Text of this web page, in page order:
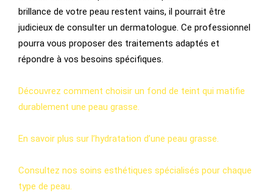
brillance de votre peau restent vains, il pourrait être
judicieux de consulter un dermatologue. Ce professionnel
pourra vous proposer des traitements adaptés et
répondre à vos besoins spécifiques.
Découvrez comment choisir un fond de teint qui matifie
durablement une peau grasse.
En savoir plus sur l’hydratation d’une peau grasse.
Consultez nos soins esthétiques spécialisés pour chaque
type de peau.